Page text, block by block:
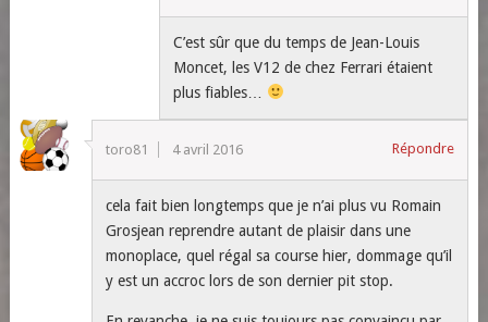
C’est sûr que du temps de Jean-Louis
Moncet, les V12 de chez Ferrari étaient
plus fiables…
toro81 4 avril 2016 Répondre
cela fait bien longtemps que je n’ai plus vu Romain
Grosjean reprendre autant de plaisir dans une
monoplace, quel régal sa course hier, dommage qu’il
y est un accroc lors de son dernier pit stop.